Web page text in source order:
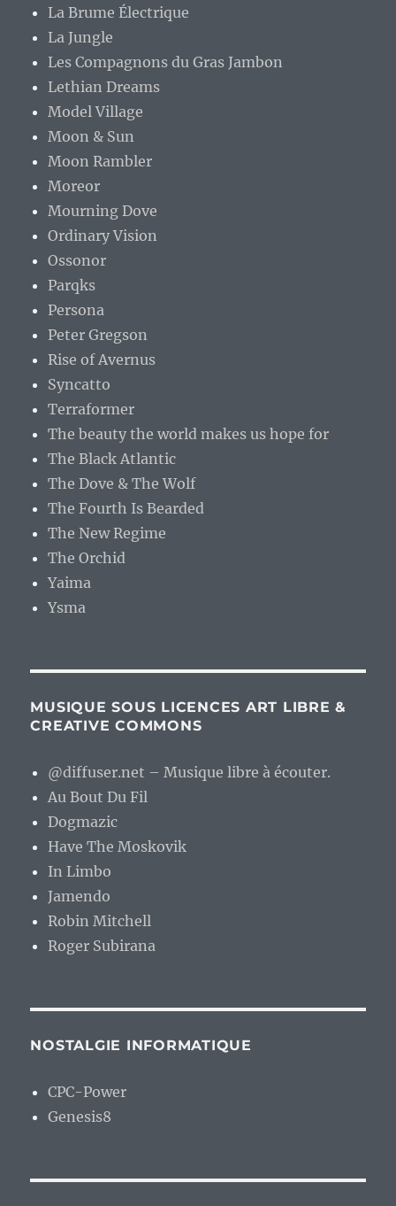
La Brume Électrique
La Jungle
Les Compagnons du Gras Jambon
Lethian Dreams
Model Village
Moon & Sun
Moon Rambler
Moreor
Mourning Dove
Ordinary Vision
Ossonor
Parqks
Persona
Peter Gregson
Rise of Avernus
Syncatto
Terraformer
The beauty the world makes us hope for
The Black Atlantic
The Dove & The Wolf
The Fourth Is Bearded
The New Regime
The Orchid
Yaima
Ysma
MUSIQUE SOUS LICENCES ART LIBRE &
CREATIVE COMMONS
@diffuser.net – Musique libre à écouter.
Au Bout Du Fil
Dogmazic
Have The Moskovik
In Limbo
Jamendo
Robin Mitchell
Roger Subirana
NOSTALGIE INFORMATIQUE
CPC-Power
Genesis8